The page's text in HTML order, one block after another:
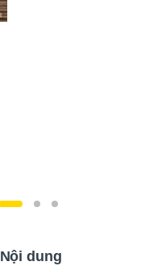
Nội dung